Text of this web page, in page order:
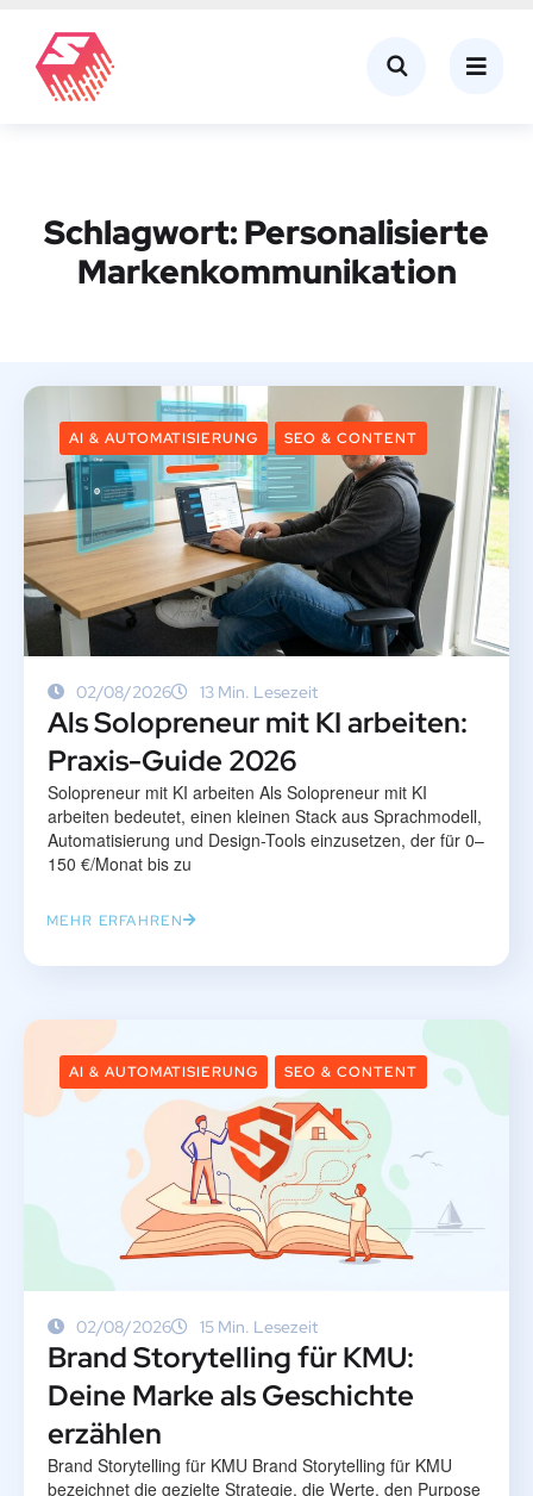
Schlagwort:Personalisierte
Markenkommunikation
AI & AUTOMATISIERUNG SEO & CONTENT
02/08/2026 13 Min. Lesezeit
Als Solopreneur mit KI arbeiten:
Praxis-Guide 2026
Solopreneur mit KI arbeiten Als Solopreneur mit KI
arbeiten bedeutet, einen kleinen Stack aus Sprachmodell,
Automatisierung und Design-Tools einzusetzen, der für 0–
150 €/Monat bis zu
MEHR ERFAHREN
AI & AUTOMATISIERUNG SEO & CONTENT
02/08/2026 15 Min. Lesezeit
Brand Storytelling für KMU:
Deine Marke als Geschichte
erzählen
Brand Storytelling für KMU Brand Storytelling für KMU
bezeichnet die gezielte Strategie, die Werte, den Purpose